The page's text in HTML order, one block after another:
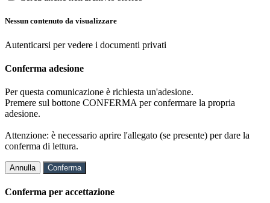
Nessun contenuto da visualizzare
Autenticarsi per vedere i documenti privati
Conferma adesione
Per questa comunicazione è richiesta un'adesione.
Premere sul bottone CONFERMA per confermare la propria
adesione.
Attenzione: è necessario aprire l'allegato (se presente) per dare la
conferma di lettura.
Annulla Conferma
Conferma per accettazione